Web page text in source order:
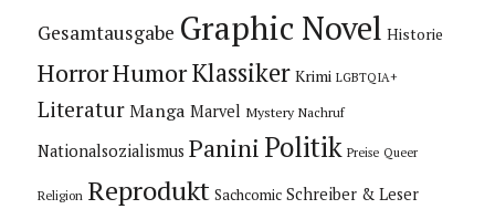
Gesamtausgabe Graphic Novel Historie
HorrorHumorKlassiker Krimi LGBTQIA+
Literatur Manga Marvel Mystery Nachruf
Nationalsozialismus Panini Politik Preise Queer
Religion Reprodukt Sachcomic Schreiber & Leser